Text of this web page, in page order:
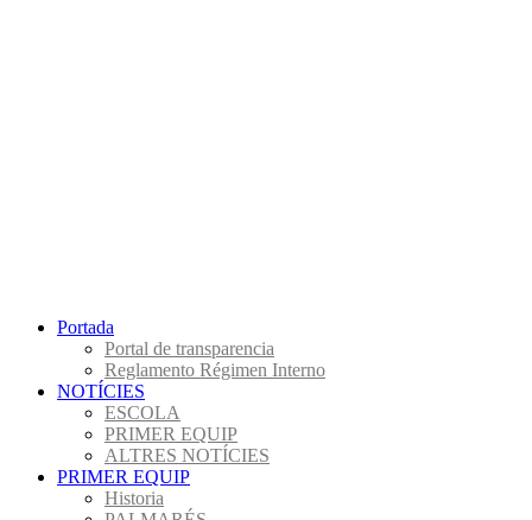
Portada
Portal de transparencia
Reglamento Régimen Interno
NOTÍCIES
ESCOLA
PRIMER EQUIP
ALTRES NOTÍCIES
PRIMER EQUIP
Historia